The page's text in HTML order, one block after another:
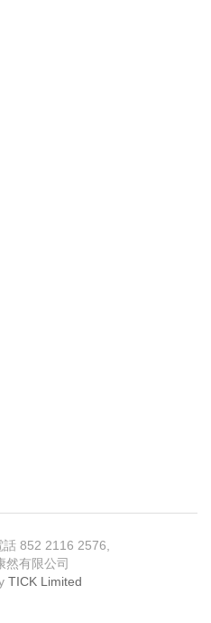
852 2116 2576,
然有限公司
TICK Limited